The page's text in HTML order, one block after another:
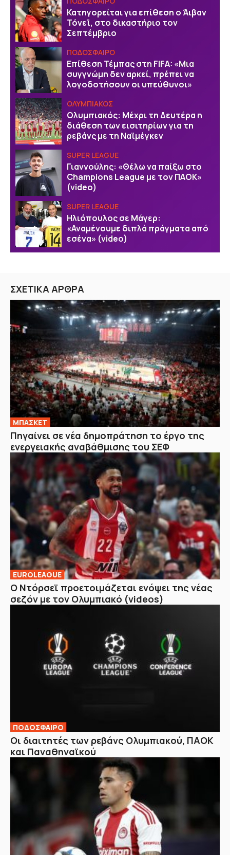
Κατηγορείται για επίθεση ο Άιβαν
Τόνεϊ, στο δικαστήριο τον
Σεπτέμβριο
ΠΟΔΟΣΦΑΙΡΟ
Επίθεση Τέμπας στη FIFA: «Μια
συγγνώμη δεν αρκεί, πρέπει να
λογοδοτήσουν οι υπεύθυνοι»
ΟΛΥΜΠΙΑΚΟΣ
Ολυμπιακός: Μέχρι τη Δευτέρα η
διάθεση των εισιτηρίων για τη
ρεβάνς με τη Ναϊμέγκεν
SUPER LEAGUE
Γιαννούλης: «Θέλω να παίξω στο
Champions League με τον ΠΑΟΚ»
(video)
SUPER LEAGUE
Ηλιόπουλος σε Μάγερ:
«Αναμένουμε διπλά πράγματα από
εσένα» (video)
ΣΧΕΤΙΚΑ ΑΡΘΡΑ
ΜΠΑΣΚΕΤ
Πηγαίνει σε νέα δημοπράτηση το έργο της
ενεργειακής αναβάθμισης του ΣΕΦ
EUROLEAGUE
Ο Ντόρσεϊ προετοιμάζεται ενόψει της νέας
σεζόν με τον Ολυμπιακό (videos)
ΠΟΔΟΣΦΑΙΡΟ
Οι διαιτητές των ρεβάνς Ολυμπιακού, ΠΑΟΚ
και Παναθηναϊκού